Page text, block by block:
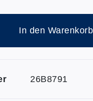
In den
26B8791